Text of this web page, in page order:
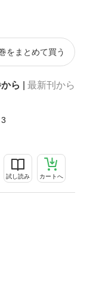
をまとめて買う
ら 最新刊から
試し読み カートへ